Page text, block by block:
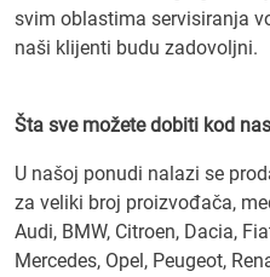
svim oblastima servisiranja
naši klijenti budu zadovoljni.
Šta sve možete dobiti kod
U našoj ponudi nalazi se
za veliki broj proizvođača,
Audi, BMW, Citroen, Dacia,
Mercedes, Opel, Peugeot,